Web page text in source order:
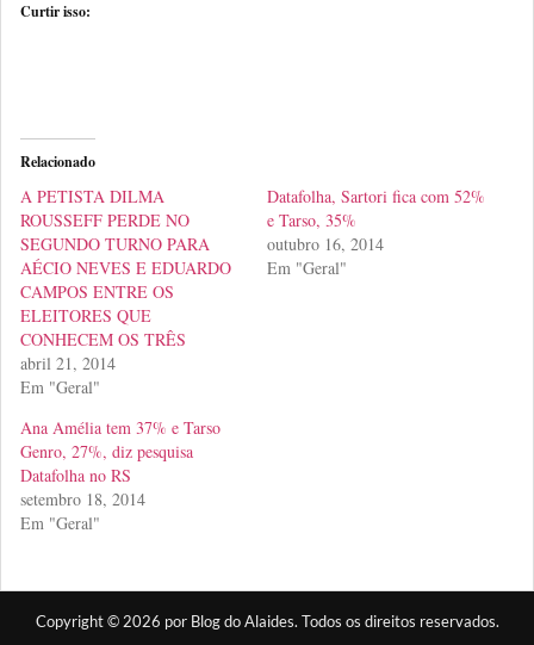
Curtir isso:
Relacionado
A PETISTA DILMA
ROUSSEFF PERDE NO
SEGUNDO TURNO PARA
AÉCIO NEVES E EDUARDO
CAMPOS ENTRE OS
ELEITORES QUE
CONHECEM OS TRÊS
abril 21, 2014
Em "Geral"
Datafolha, Sartori fica com 52%
e Tarso, 35%
outubro 16, 2014
Em "Geral"
Ana Amélia tem 37% e Tarso
Genro, 27%, diz pesquisa
Datafolha no RS
setembro 18, 2014
Em "Geral"
Copyright © 2026 por Blog do Alaides. Todos os direitos reservados.